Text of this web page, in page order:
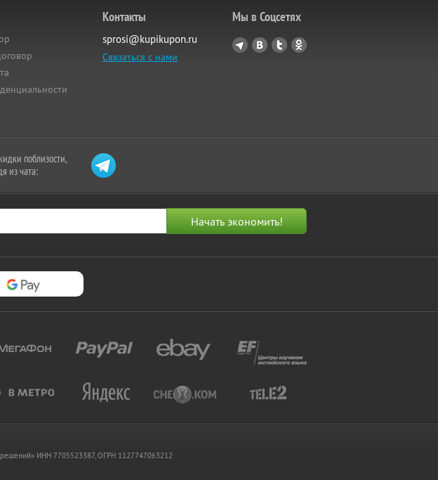
Контакты
sprosi@kupikupon.ru
Связаться с нами
Мы в Соцсетях
поблизости,
из чата:
решений» ИНН 7705523387, ОГРН 1127747063212